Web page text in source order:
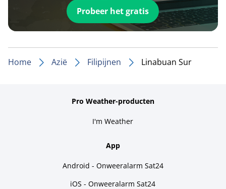
Probeer het gratis
Home Azië Filipijnen Linabuan Sur
Pro Weather-producten
I'm Weather
App
Android - Onweeralarm Sat24
iOS - Onweeralarm Sat24